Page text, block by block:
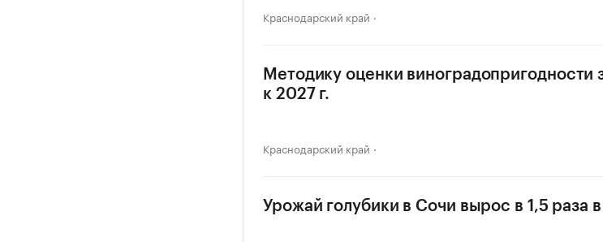
Краснодарский край
Методику оценки виноградопригодности
к 2027 г.
Краснодарский край
Урожай голубики в Сочи вырос в 1,5 раза